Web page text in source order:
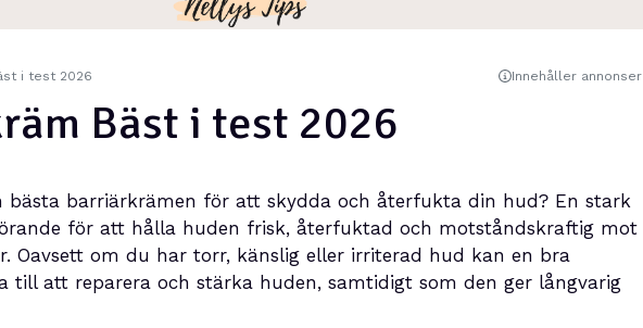
i test 2026 Innehåller annonser
Bäst i test 2026
bästa barriärkrämen för att skydda och återfukta din hud? En stark
för att hålla huden frisk, återfuktad och motståndskraftig mot
Oavsett om du har torr, känslig eller irriterad hud kan en bra
till att reparera och stärka huden, samtidigt som den ger långvarig